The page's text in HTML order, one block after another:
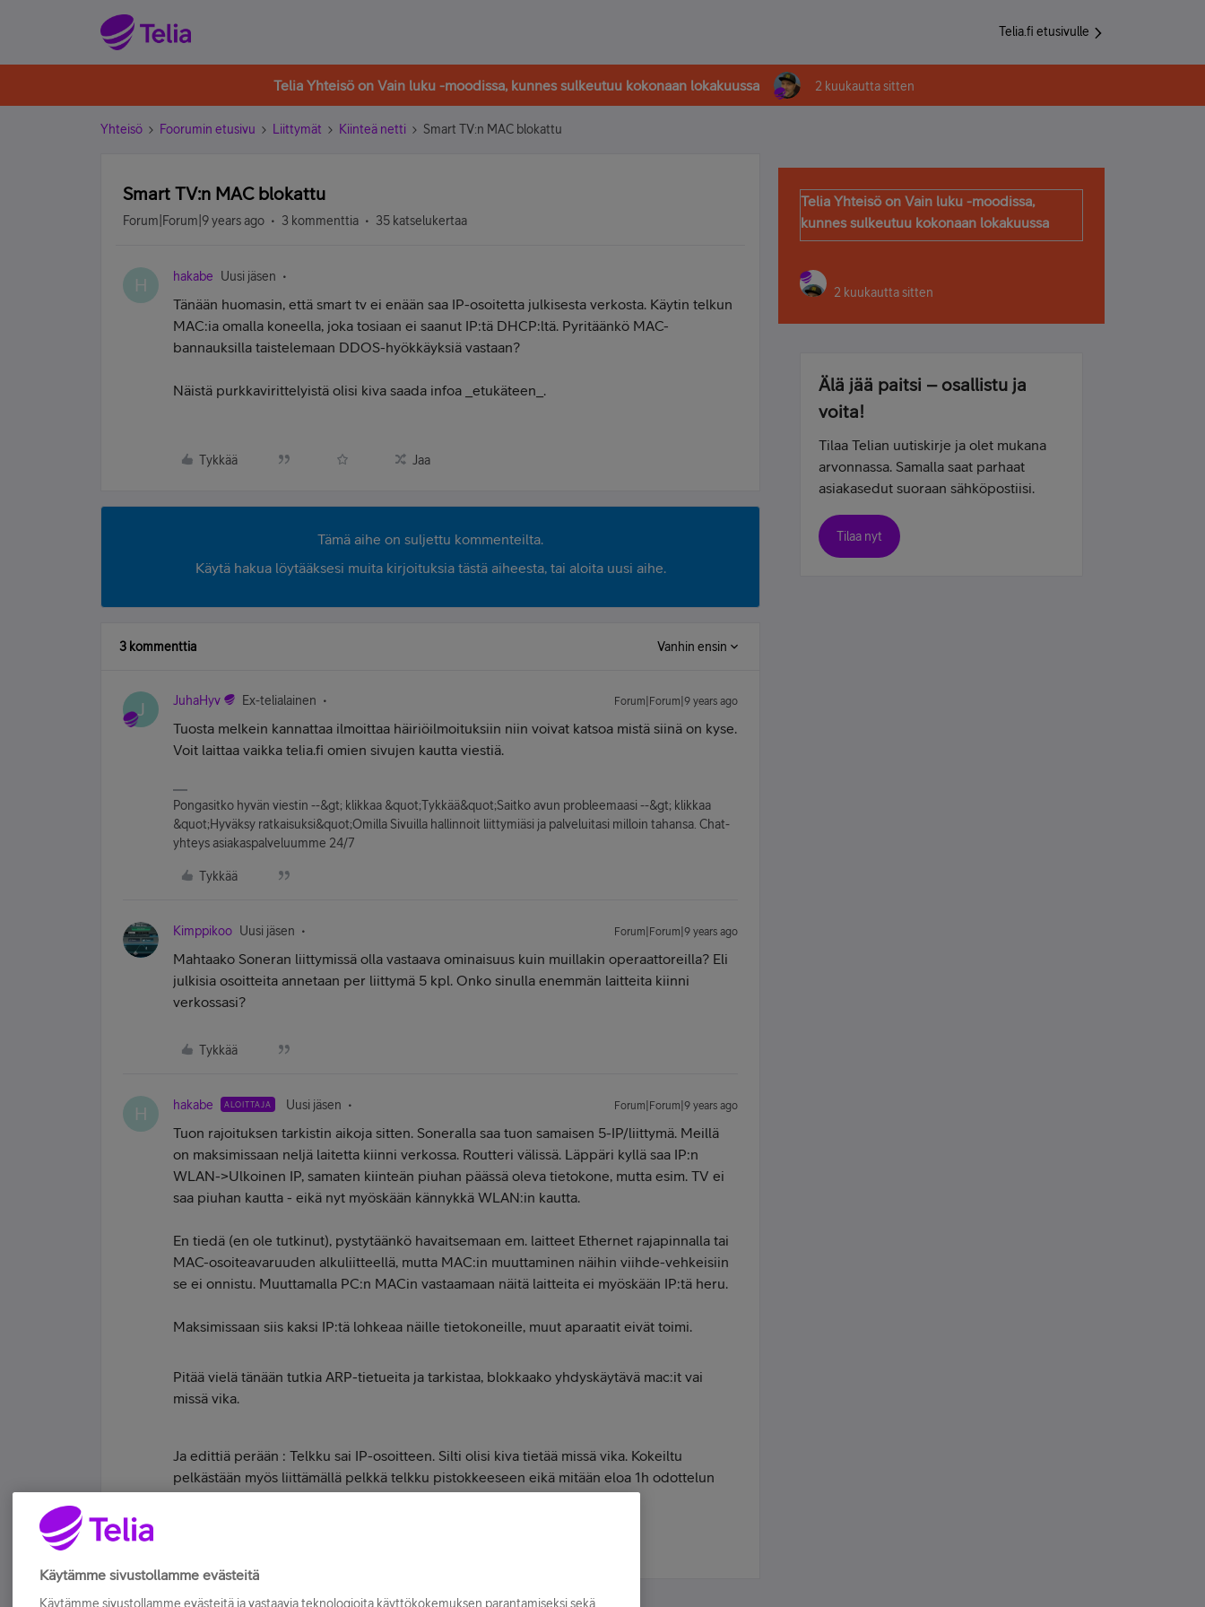
Telia.fi etusivulle
Telia Yhteisö on Vain luku -moodissa, kunnes sulkeutuu kokonaan lokakuussa 2 kuukautta sitten
Yhteisö Foorumin etusivu Liittymät Kiinteä netti Smart TV:n MAC blokattu
Smart TV:n MAC blokattu
Forum|Forum|9 years ago 3 kommenttia 35 katselukertaa
H hakabe Uusi jäsen
Tänään huomasin, että smart tv ei enään saa IP-osoitetta julkisesta verkosta. Käytin telkun
MAC:ia omalla koneella, joka tosiaan ei saanut IP:tä DHCP:ltä. Pyritäänkö MAC-
bannauksilla taistelemaan DDOS-hyökkäyksiä vastaan?
Näistä purkkavirittelyistä olisi kiva saada infoa _etukäteen_.
Tykkää Jaa
Tämä aihe on suljettu kommenteilta.
Käytä hakua löytääksesi muita kirjoituksia tästä aiheesta, tai aloita uusi aihe.
3 kommenttia Vanhin ensin
J JuhaHyv Ex-telialainen Forum|Forum|9 years ago
Tuosta melkein kannattaa ilmoittaa häiriöilmoituksiin niin voivat katsoa mistä siinä on kyse.
Voit laittaa vaikka telia.fi omien sivujen kautta viestiä.
Pongasitko hyvän viestin --&gt; klikkaa &quot;Tykkää&quot;Saitko avun probleemaasi --&gt; klikkaa
&quot;Hyväksy ratkaisuksi&quot;Omilla Sivuilla hallinnoit liittymiäsi ja palveluitasi milloin tahansa. Chat-
yhteys asiakaspalveluumme 24/7
Tykkää
Kimppikoo Uusi jäsen Forum|Forum|9 years ago
Mahtaako Soneran liittymissä olla vastaava ominaisuus kuin muillakin operaattoreilla? Eli
julkisia osoitteita annetaan per liittymä 5 kpl. Onko sinulla enemmän laitteita kiinni
verkossasi?
Tykkää
H hakabe ALOITTAJA Uusi jäsen Forum|Forum|9 years ago
Tuon rajoituksen tarkistin aikoja sitten. Soneralla saa tuon samaisen 5-IP/liittymä. Meillä
on maksimissaan neljä laitetta kiinni verkossa. Routteri välissä. Läppäri kyllä saa IP:n
WLAN->Ulkoinen IP, samaten kiinteän piuhan päässä oleva tietokone, mutta esim. TV ei
saa piuhan kautta - eikä nyt myöskään kännykkä WLAN:in kautta.
En tiedä (en ole tutkinut), pystytäänkö havaitsemaan em. laitteet Ethernet rajapinnalla tai
MAC-osoiteavaruuden alkuliitteellä, mutta MAC:in muuttaminen näihin viihde-vehkeisiin
se ei onnistu. Muuttamalla PC:n MACin vastaamaan näitä laitteita ei myöskään IP:tä heru.
Maksimissaan siis kaksi IP:tä lohkeaa näille tietokoneille, muut aparaatit eivät toimi.
Pitää vielä tänään tutkia ARP-tietueita ja tarkistaa, blokkaako yhdyskäytävä mac:it vai
missä vika.
Ja edittiä perään : Telkku sai IP-osoitteen. Silti olisi kiva tietää missä vika. Kokeiltu
pelkästään myös liittämällä pelkkä telkku pistokkeeseen eikä mitään eloa 1h odottelun
Telia Yhteisö on Vain luku -moodissa,
kunnes sulkeutuu kokonaan lokakuussa
2 kuukautta sitten
Älä jää paitsi – osallistu ja
voita!
Tilaa Telian uutiskirje ja olet mukana
arvonnassa. Samalla saat parhaat
asiakasedut suoraan sähköpostiisi.
Tilaa nyt
Käytämme sivustollamme evästeitä
Käytämme sivustollamme evästeitä ja vastaavia teknologioita käyttökokemuksen parantamiseksi sekä